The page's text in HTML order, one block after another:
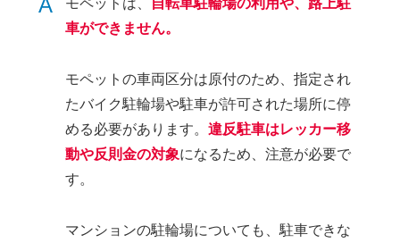
A モペットは、
自転車駐輪場の利用や、路上駐
車ができません。
モペットの車両区分は原付のため、指定され
たバイク駐輪場や駐車が許可された場所に停
める必要があります。違反駐車はレッカー移
動や反則金の対象になるため、注意が必要で
す。
マンションの駐輪場についても、駐車できな